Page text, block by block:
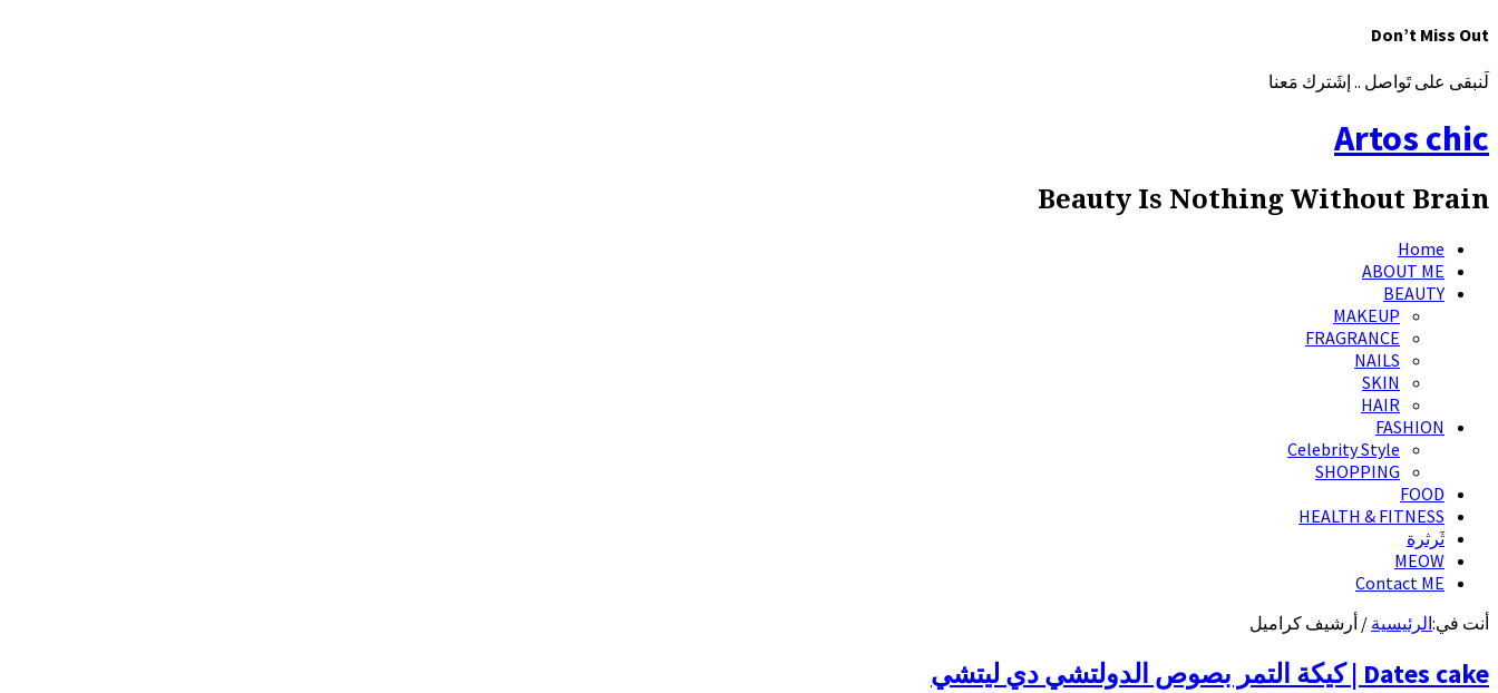
Don’t Miss Out
لَنبقى على تَواصل .. إشَترك مَعنا
Artos chic
Beauty Is Nothing Without Brain
Home
ABOUT ME
BEAUTY
MAKEUP
FRAGRANCE
NAILS
SKIN
HAIR
FASHION
Celebrity Style
SHOPPING
FOOD
HEALTH & FITNESS
ثَرثرة
MEOW
Contact ME
أنت في:الرئيسية / أرشيف كراميل
Dates cake | كيكة التمر بصوص الدولتشي دي ليتشي